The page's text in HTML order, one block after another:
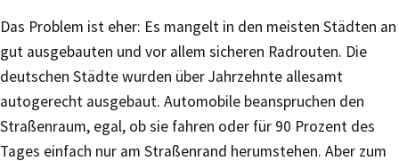
Das Problem ist eher: Es mangelt in den meisten Städten an
gut ausgebauten und vor allem sicheren Radrouten. Die
deutschen Städte wurden über Jahrzehnte allesamt
autogerecht ausgebaut. Automobile beanspruchen den
Straßenraum, egal, ob sie fahren oder für 90 Prozent des
Tages einfach nur am Straßenrand herumstehen. Aber zum